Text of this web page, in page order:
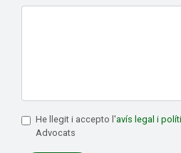
He llegit i accepto l'avís legal i
Advocats